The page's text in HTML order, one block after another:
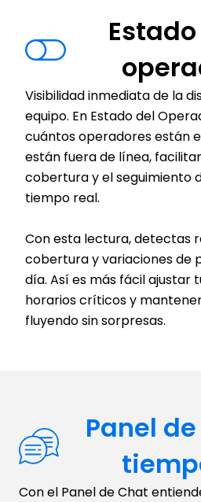
Visibilidad inmediata de la
equipo. En Estado del
cuántos operadores están
están fuera de línea,
cobertura y el seguimiento
tiempo real.
Con esta lectura, detectas
cobertura y variaciones de
día. Así es más fácil ajustar
horarios críticos y
fluyendo sin sorpresas.
Panel
Con el Panel de Chat